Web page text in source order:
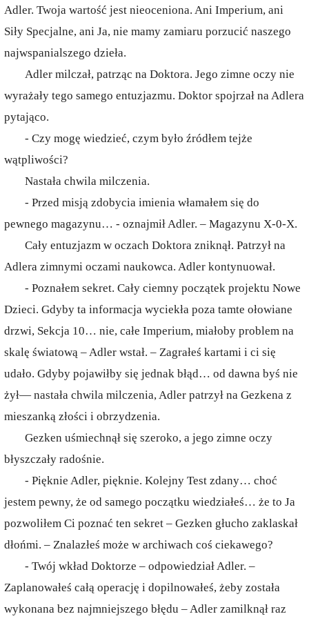
Adler. Twoja wartość jest nieoceniona. Ani Imperium, ani
Siły Specjalne, ani Ja, nie mamy zamiaru porzucić naszego
najwspanialszego dzieła.
Adler milczał, patrząc na Doktora. Jego zimne oczy nie
wyrażały tego samego entuzjazmu. Doktor spojrzał na Adlera
pytająco.
- Czy mogę wiedzieć, czym było źródłem tejże
wątpliwości?
Nastała chwila milczenia.
- Przed misją zdobycia imienia włamałem się do
pewnego magazynu… - oznajmił Adler. – Magazynu X-0-X.
Cały entuzjazm w oczach Doktora zniknął. Patrzył na
Adlera zimnymi oczami naukowca. Adler kontynuował.
- Poznałem sekret. Cały ciemny początek projektu Nowe
Dzieci. Gdyby ta informacja wyciekła poza tamte ołowiane
drzwi, Sekcja 10… nie, całe Imperium, miałoby problem na
skalę światową – Adler wstał. – Zagrałeś kartami i ci się
udało. Gdyby pojawiłby się jednak błąd… od dawna byś nie
żył— nastała chwila milczenia, Adler patrzył na Gezkena z
mieszanką złości i obrzydzenia.
Gezken uśmiechnął się szeroko, a jego zimne oczy
błyszczały radośnie.
- Pięknie Adler, pięknie. Kolejny Test zdany… choć
jestem pewny, że od samego początku wiedziałeś… że to Ja
pozwoliłem Ci poznać ten sekret – Gezken głucho zaklaskał
dłońmi. – Znalazłeś może w archiwach coś ciekawego?
- Twój wkład Doktorze – odpowiedział Adler. –
Zaplanowałeś całą operację i dopilnowałeś, żeby została
wykonana bez najmniejszego błędu – Adler zamilknął raz